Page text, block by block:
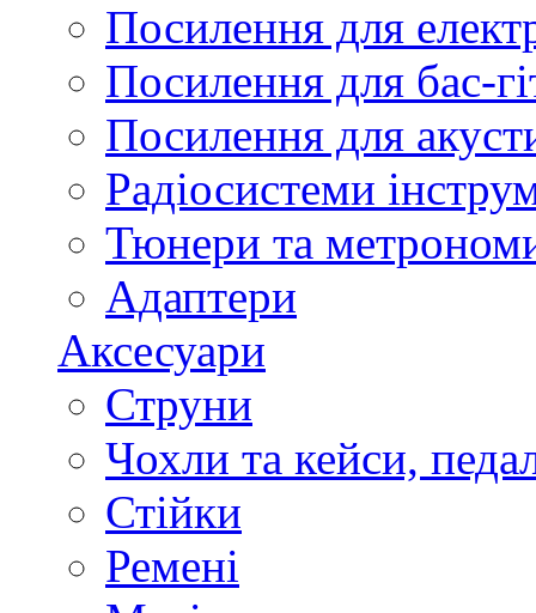
Посилення для
Посилення для бас-
Посилення для
Радіосистеми
Тюнери та
Адаптери
Аксесуари
Струни
Чохли та кейси,
Стійки
Ремені